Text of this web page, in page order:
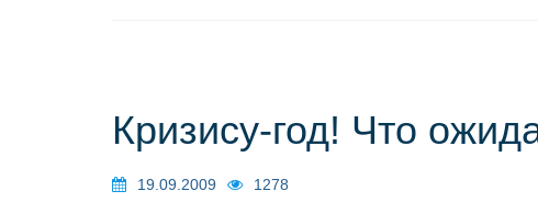
Кризису-год! Что
19.09.2009 1278